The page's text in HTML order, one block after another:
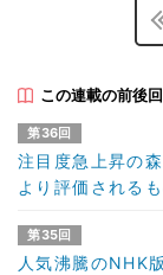
この連載の前後回
第36回
注目度急上昇の
より評価される
第35回
人気沸騰のNHK